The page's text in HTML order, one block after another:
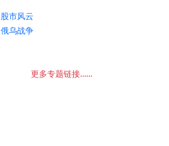
股市风云
俄乌战争
更多专题链接......